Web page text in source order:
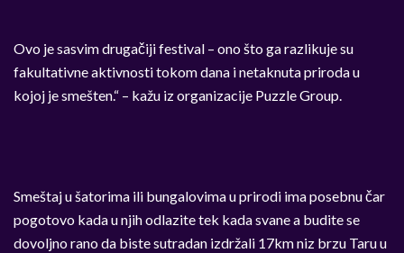
Ovo je sasvim drugačiji festival – ono što ga razlikuje su
fakultativne aktivnosti tokom dana i netaknuta priroda u
kojoj je smešten.“ – kažu iz organizacije Puzzle Group.
Smeštaj u šatorima ili bungalovima u prirodi ima posebnu čar
pogotovo kada u njih odlazite tek kada svane a budite se
dovoljno rano da biste sutradan izdržali 17km niz brzu Taru u